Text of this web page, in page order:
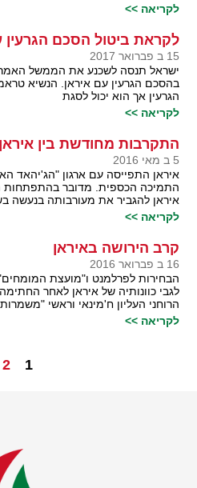
לקריאה >>
לקראת ביטול הסכם הגרעין
15 ב פברואר 2017
ישראל תנסה לשכנע את הממשל
בהסכם הגרעין עם איראן. הנשיא
הגרעין אך הוא יכול לסגת
לקריאה >>
התקרבות מחודשת בין
5 ב מאי 2016
איראן התפייסה עם ארגון "הג'יהאד
התמיכה הכספית. מדובר בהתפתחות
איראן להגביר את מעורבותה בנעשה
לקריאה >>
קרב הירושה באיראן
16 ב פברואר 2016
הבחירות לפרלמנט ו"מועצת
לגבי כוונותיה של איראן לאחר
הרוחני העליון ח'מינאי וראשי
לקריאה >>
1
2